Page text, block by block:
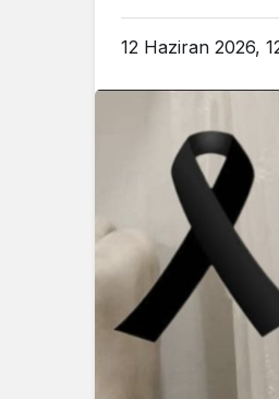
12 Haziran 2026,